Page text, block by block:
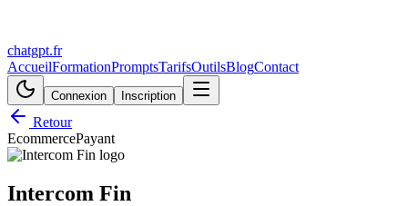
chatgpt.fr
AccueilFormationPromptsTarifsOutilsBlogContact
Connexion Inscription
Retour
EcommercePayant
Intercom Fin